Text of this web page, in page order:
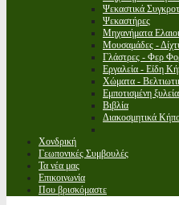
Ψεκαστικά
Ψεκαστήρες
Μηχανήματα
Μουσαμάδες -
Γλάστρες - Φερ
Εργαλεία - Είδη
Χώματα -
Εμποτισμένη
Βιβλία
Διακοσμητικά
Χονδρική
Γεωπονικές Συμβουλές
Τα νέα μας
Επικοινωνία
Που βρισκόμαστε